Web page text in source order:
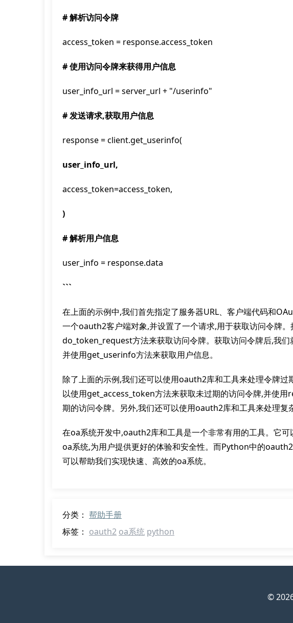
# 解析访问令牌
access_token = response.access_token
# 使用访问令牌来获得用户信息
user_info_url = server_url + "/userinfo"
# 发送请求,获取用户信息
response = client.get_userinfo(
user_info_url,
access_token=access_token,
)
# 解析用户信息
user_info = response.data
```
在上面的示例中,我们首先指定了服务器URL、客户端代码和
一个oauth2客户端对象,并设置了一个请求,用于获取访问令牌
do_token_request方法来获取访问令牌。获取访问令牌后,我们
并使用get_userinfo方法来获取用户信息。
除了上面的示例,我们还可以使用oauth2库和工具来处理令牌过
以使用get_access_token方法来获取未过期的访问令牌,并使
期的访问令牌。另外,我们还可以使用oauth2库和工具来处理复
在oa系统开发中,oauth2库和工具是一个非常有用的工具。它
oa系统,为用户提供更好的体验和安全性。而Python中的
可以帮助我们实现快速、高效的oa系统。
分类： 帮助手册
标签： oauth2 oa系统 python
©